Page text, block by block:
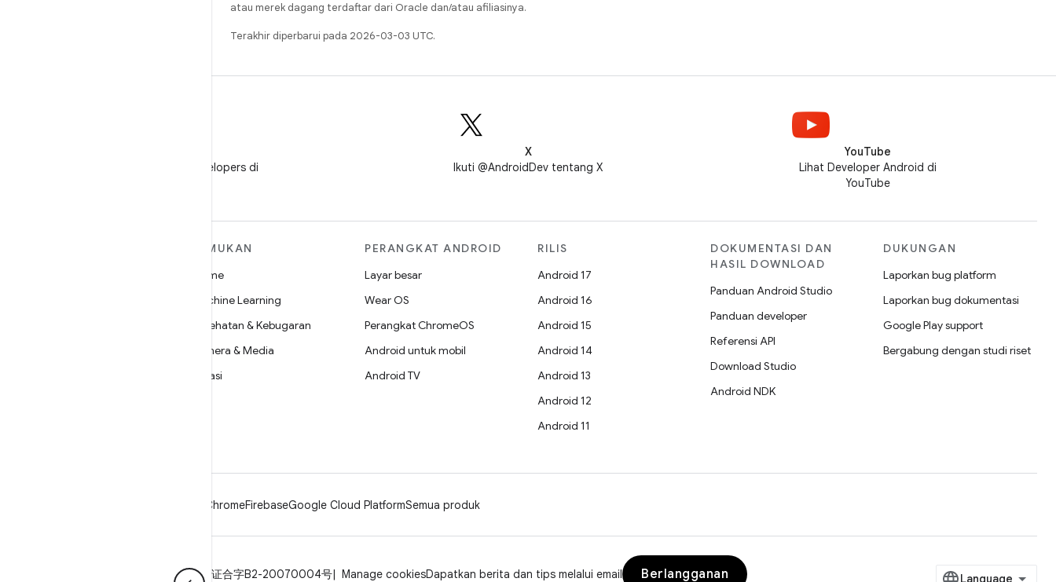
atau merek dagang terdaftar dari Oracle dan/atau afiliasinya.
Terakhir diperbarui pada 2026-03-03 UTC.
Ikuti Android Developers di
X
Ikuti @AndroidDev tentang X
YouTube
Lihat Developer Android di
YouTube
TEMUKAN
Game
Machine Learning
Kesehatan & Kebugaran
Kamera & Media
Privasi
PERANGKAT ANDROID
Layar besar
Wear OS
Perangkat ChromeOS
Android untuk mobil
Android TV
RILIS
Android 17
Android 16
Android 15
Android 14
Android 13
Android 12
Android 11
DOKUMENTASI DAN
HASIL DOWNLOAD
Panduan Android Studio
Panduan developer
Referensi API
Download Studio
Android NDK
DUKUNGAN
Laporkan bug platform
Laporkan bug dokumentasi
Google Play support
Bergabung dengan studi riset
ChromeFirebaseGoogle Cloud PlatformSemua produk
Pedoman brand ICP证合字B2-20070004号 Manage cookiesDapatkan berita dan tips melalui email Berlangganan